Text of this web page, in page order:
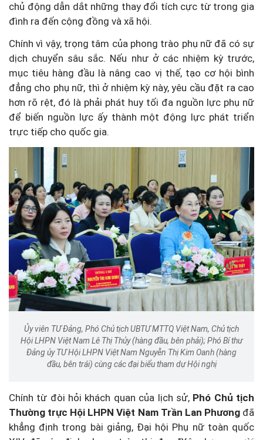
chủ động dẫn dắt những thay đổi tích cực từ trong gia
đình ra đến cộng đồng và xã hội.
Chính vì vậy, trọng tâm của phong trào phụ nữ đã có sự
dịch chuyển sâu sắc. Nếu như ở các nhiệm kỳ trước,
mục tiêu hàng đầu là nâng cao vị thế, tạo cơ hội bình
đẳng cho phụ nữ, thì ở nhiệm kỳ này, yêu cầu đặt ra cao
hơn rõ rệt, đó là phải phát huy tối đa nguồn lực phụ nữ
để biến nguồn lực ấy thành một động lực phát triển
trực tiếp cho quốc gia.
Ủy viên TƯ Đảng, Phó Chủ tịch UBTƯ MTTQ Việt Nam, Chủ tịch
Hội LHPN Việt Nam Lê Thị Thủy (hàng đầu, bên phải); Phó Bí thư
Đảng ủy TƯ Hội LHPN Việt Nam Nguyễn Thị Kim Oanh (hàng
đầu, bên trái) cùng các đại biểu tham dự Hội nghị
Chính từ đòi hỏi khách quan của lịch sử, Phó Chủ tịch
Thường trực Hội LHPN Việt Nam Trần Lan Phương đã
khẳng định trong bài giảng, Đại hội Phụ nữ toàn quốc